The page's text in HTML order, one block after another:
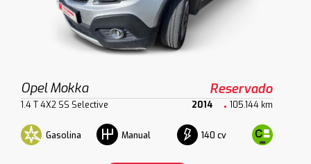
Opel Mokka Reservado
1.4 T 4X2 SS Selective 2014 105.144 km
Gasolina Manual 140 cv